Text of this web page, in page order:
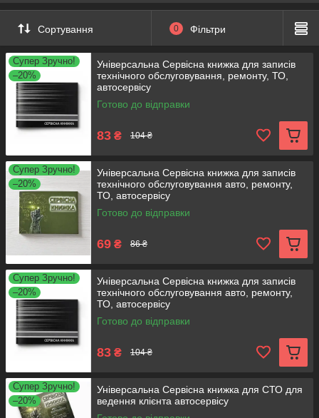
Сортування 0 Фільтри
Супер Зручно!
–20%
Універсальна Сервісна книжка для записів
технічного обслуговування, ремонту, ТО,
автосервісу
Готово до відправки
83 ₴ 104 ₴
Супер Зручно!
–20%
Універсальна Сервісна книжка для записів
технічного обслуговування авто, ремонту,
ТО, автосервісу
Готово до відправки
69 ₴ 86 ₴
Супер Зручно!
–20%
Універсальна Сервісна книжка для записів
технічного обслуговування авто, ремонту,
ТО, автосервісу
Готово до відправки
83 ₴ 104 ₴
Супер Зручно!
–20%
Універсальна Сервісна книжка для СТО для
ведення клієнта автосервісу